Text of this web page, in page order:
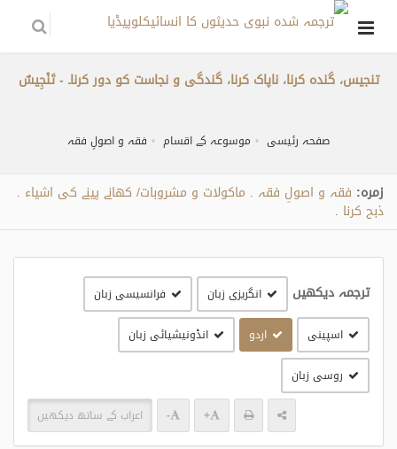
تنجیس، گندہ کرنا، ناپاک کرنا، گندگی و نجاست کو دور کرنا۔ - تَنْجِيسٌ
صفحہ رئیسی موسوعہ کے اقسام فقہ و اصولِ فقہ
زمره: فقہ و اصولِ فقہ ماکولات و مشروبات/ کھانے پینے کی اشیاء
ذبح کرنا
ترجمہ دیکھیں انگریزی زبان فرانسیسی زبان
اسپینی اردو انڈونیشیائی زبان
روسی زبان
+
- اعراب کے ساتھ دیکھیں